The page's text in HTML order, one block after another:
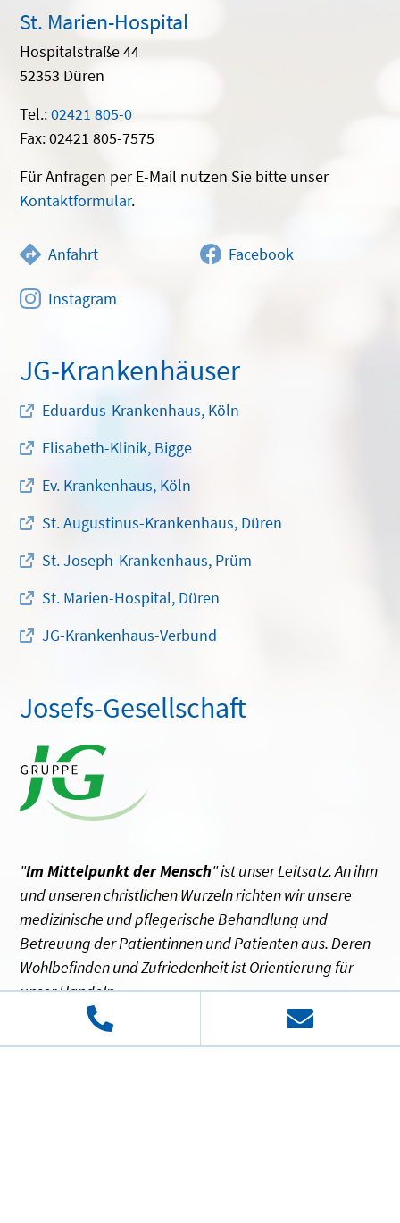
St. Marien-Hospital
Hospitalstraße 44
52353 Düren
Tel.:02421 805-0
Fax: 02421 805-7575
Für Anfragen per E-Mail nutzen Sie bitte unser
Kontaktformular.
Anfahrt Facebook
Instagram
JG-Krankenhäuser
Eduardus-Krankenhaus, Köln
Elisabeth-Klinik, Bigge
Ev. Krankenhaus, Köln
St. Augustinus-Krankenhaus, Düren
St. Joseph-Krankenhaus, Prüm
St. Marien-Hospital, Düren
JG-Krankenhaus-Verbund
Josefs-Gesellschaft
"Im Mittelpunkt der Mensch" ist unser Leitsatz. An ihm
und unseren christlichen Wurzeln richten wir unsere
medizinische und pflegerische Behandlung und
Betreuung der Patientinnen und Patienten aus. Deren
Wohlbefinden und Zufriedenheit ist Orientierung für
unser Handeln.
Josefs-Gesellschaft gAG